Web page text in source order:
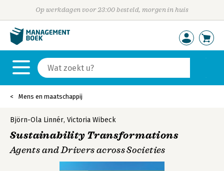
Op werkdagen voor 23:00 besteld, morgen in huis
Mens en maatschappij
Björn-Ola Linnér, Victoria Wibeck
Sustainability Transformations
Agents and Drivers across Societies